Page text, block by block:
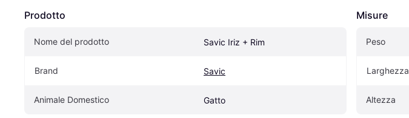
Prodotto
Nome del prodotto Savic Iriz + Rim
Brand Savic
Animale Domestico Gatto
Misure
Peso
Larghezza
Altezza